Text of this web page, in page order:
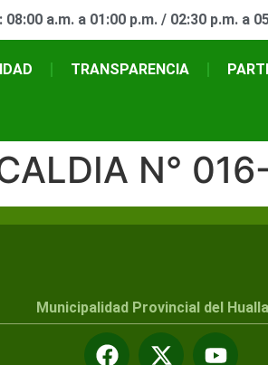
a.m. a 01:00 p.m. / 02:30 p.m. a
TRANSPARENCIA
N°
Municipalidad Provincial del